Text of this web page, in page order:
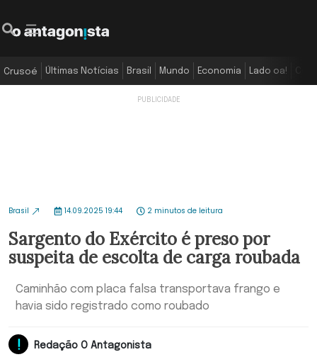
Crusoé Últimas Notícias Brasil Mundo Economia Lado oa!
Brasil 14.09.2025 19:44 2 minutos de leitura
Sargento do Exército é preso por
suspeita de escolta de carga roubada
Caminhão com placa falsa transportava frango e
havia sido registrado como roubado
Redação O Antagonista